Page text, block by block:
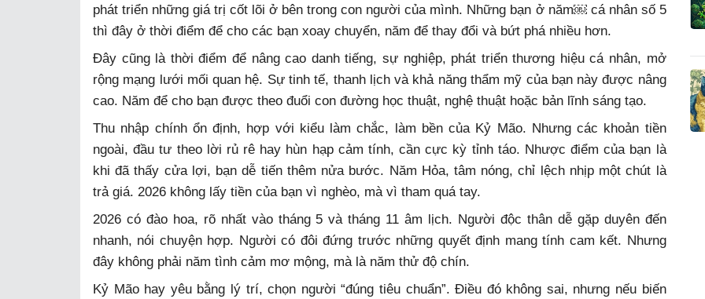
phát triển những giá trị cốt lõi ở bên trong con người của mình. Những bạn ở năm￼ cá nhân số 5
thì đây ở thời điểm để cho các bạn xoay chuyển, năm để thay đổi và bứt phá nhiều hơn.
Đây cũng là thời điểm để nâng cao danh tiếng, sự nghiệp, phát triển thương hiệu cá nhân, mở
rộng mạng lưới mối quan hệ. Sự tinh tế, thanh lịch và khả năng thẩm mỹ của bạn này được nâng
cao. Năm để cho bạn được theo đuổi con đường học thuật, nghệ thuật hoặc bản lĩnh sáng tạo.
Thu nhập chính ổn định, hợp với kiểu làm chắc, làm bền của Kỷ Mão. Nhưng các khoản tiền
ngoài, đầu tư theo lời rủ rê hay hùn hạp cảm tính, cần cực kỳ tỉnh táo. Nhược điểm của bạn là
khi đã thấy cửa lợi, bạn dễ tiến thêm nửa bước. Năm Hỏa, tâm nóng, chỉ lệch nhịp một chút là
trả giá. 2026 không lấy tiền của bạn vì nghèo, mà vì tham quá tay.
2026 có đào hoa, rõ nhất vào tháng 5 và tháng 11 âm lịch. Người độc thân dễ gặp duyên đến
nhanh, nói chuyện hợp. Người có đôi đứng trước những quyết định mang tính cam kết. Nhưng
đây không phải năm tình cảm mơ mộng, mà là năm thử độ chín.
Kỷ Mão hay yêu bằng lý trí, chọn người “đúng tiêu chuẩn”. Điều đó không sai, nhưng nếu biến